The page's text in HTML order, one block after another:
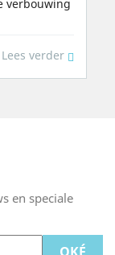
verbouwing
Lees verder
en speciale